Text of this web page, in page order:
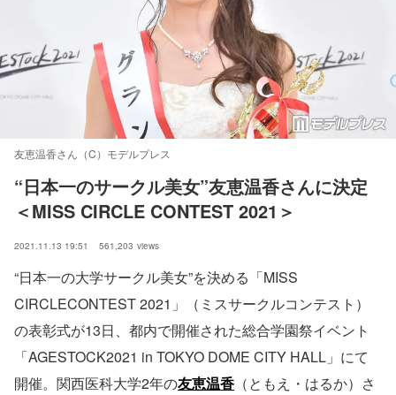
友恵温香さん（C）モデルプレス
“日本一のサークル美女”友恵温香さんに決定
＜MISS CIRCLE CONTEST 2021＞
2021.11.13 19:51 561,203 views
“日本一の大学サークル美女”を決める「MISS
CIRCLECONTEST 2021」（ミスサークルコンテスト）
の表彰式が13日、都内で開催された総合学園祭イベント
「AGESTOCK2021 in TOKYO DOME CITY HALL」にて
開催。関西医科大学2年の友恵温香 （ともえ・はるか）さ